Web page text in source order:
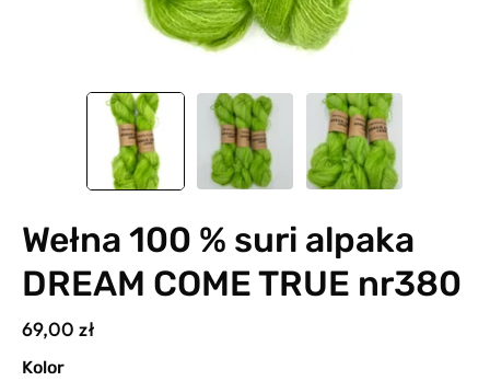
Wełna 100 % suri alpaka
DREAM COME TRUE nr380
69,00 zł
Kolor